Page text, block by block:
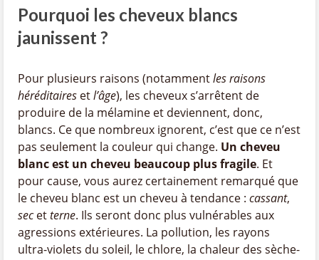
Pourquoi les cheveux blancs
jaunissent ?
Pour plusieurs raisons (notammentles raisons
héréditaires etl’âge), les cheveux s’arrêtent de
produire de la mélamine et deviennent, donc,
blancs. Ce que nombreux ignorent, c’est que ce n’est
pas seulement la couleur qui change. Un cheveu
blanc est un cheveu beaucoup plus fragile. Et
pour cause, vous aurez certainement remarqué que
le cheveu blanc est un cheveu à tendance : cassant,
secetterne. Ils seront donc plus vulnérables aux
agressions extérieures. La pollution, les rayons
ultra-violets du soleil, le chlore, la chaleur des sèche-